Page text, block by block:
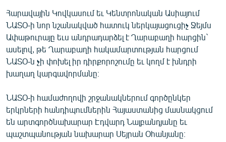
English
Русский
ՀԵՏԵՎԵՔ ՄԵԶ
«Ազատության» բոլոր կայքերը
Հարավային Կովկասում եւ Կենտրոնական Ասիայում
ՆԱՏՕ-ի նոր նշանակված հատուկ ներկայացուցիչ Ջեյմս
Ափաթուրայը եւս անդրադարձել է Ղարաբաղի հարցին`
ասելով, թե Ղարաբաղի հակամարտության հարցում
ՆԱՏՕ-ն չի փոխել իր դիրքորոշումը եւ կողմ է խնդրի
խաղաղ կարգավորմանը։
ՆԱՏՕ-ի համաժողովի շրջանակներում գործընկեր
երկրների հանդիպումներին Հայաստանից մասնակցում
են արտգործնախարար Էդվարդ Նալբանդյանը եւ
պաշտպանության նախարար Սեյրան Օհանյանը։